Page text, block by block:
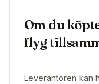
Om du
flyg
Leverantören kan